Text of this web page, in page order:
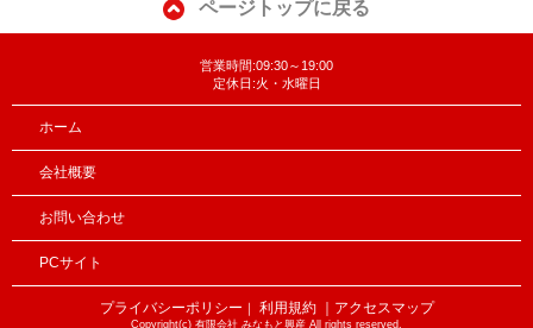
ページトップに戻る
営業時間:09:30～19:00
定休日:火・水曜日
ホーム
会社概要
お問い合わせ
PCサイト
プライバシーポリシー ｜ 利用規約 ｜アクセスマップ
Copyright(c) 有限会社 みなもと興産 All rights reserved.